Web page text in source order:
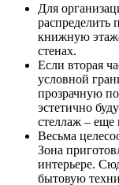
Для
распределить
книжную
стенах.
Если вторая
условной
прозрачную
эстетично
стеллаж – еще
Весьма
Зона
интерьере.
бытовую